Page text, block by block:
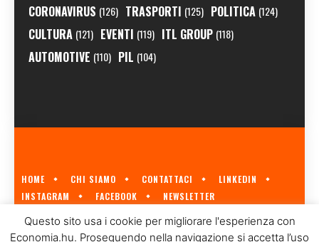
CORONAVIRUS (126) TRASPORTI (125) POLITICA (124)
CULTURA (121) EVENTI (119) ITL GROUP (118)
AUTOMOTIVE (110) PIL (104)
HOME CHI SIAMO CONTATTACI
LINKEDIN
INSTAGRAM
FACEBOOK NEWSLETTER
ECONOMIA.HU È IL PRIMO GIORNALE ITALIANO SULL'ECONOMIA UNGHERESE
A CURA DIITL GROUP© 2023
Questo sito usa i cookie per migliorare l'esperienza con
Economia.hu. Proseguendo nella navigazione si accetta l’uso